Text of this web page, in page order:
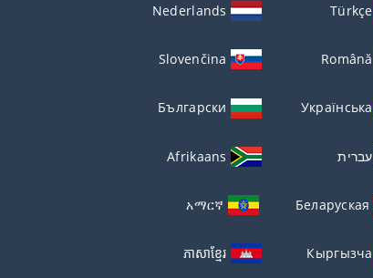
Türkçe
Nederlands
Română
Slovenčina
Українська
Български
עברית Afrikaans
Беларуская
አማርኛ
Кыргызча
ភាសាខ្មែរ